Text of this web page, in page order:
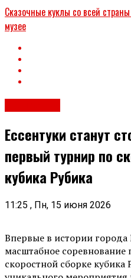
Сказочные куклы со всей
музее
Ессентуки станут
первый турнир по
кубика Рубика
11:25 , Пн, 15 июня 2026
Впервые в истории города
масштабное
скоростной сборке